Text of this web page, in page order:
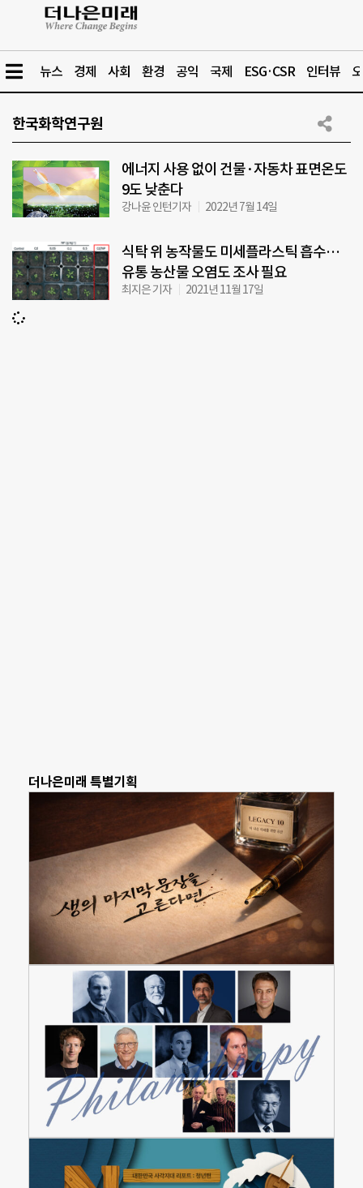
뉴스 경제 사회 환경 공익 국제 ESG·CSR 인터뷰
한국화학연구원
에너지 사용 없이 건물·자동차 표면온도
9도 낮춘다
강나윤 인턴기자 2022년 7월 14일
식탁 위 농작물도 미세플라스틱 흡수…
유통 농산물 오염도 조사 필요
최지은 기자 2021년 11월 17일
더나은미래 특별기획